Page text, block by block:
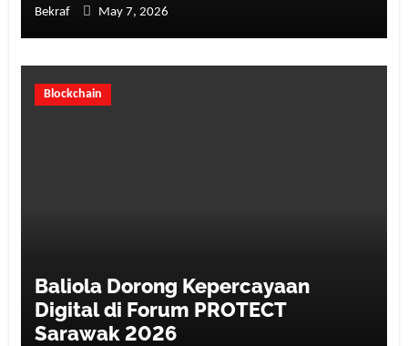
Bekraf May 7, 2026
Blockchain
Baliola Dorong Kepercayaan
Digital di Forum PROTECT
Sarawak 2026